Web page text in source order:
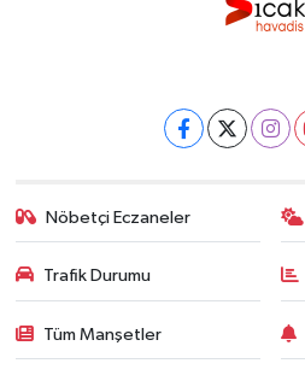
Nöbetçi Eczaneler
Trafik Durumu
Tüm Manşetler